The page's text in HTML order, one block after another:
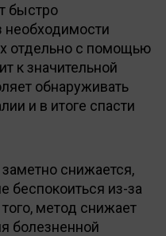
быстро
необходимости
отдельно с помощью
к значительной
обнаруживать
и в итоге спасти
снижается,
беспокоиться из-за
метод снижает
болезненной